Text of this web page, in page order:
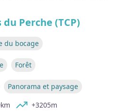
Voir l'image en plein écran
Perche (TCP)
du bocage
Forêt
Panorama et paysage
+3205m